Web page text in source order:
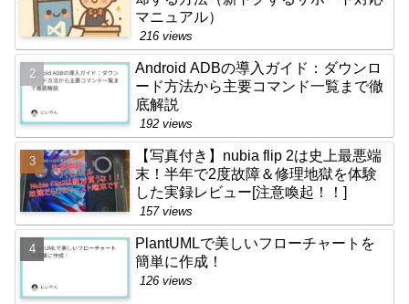
マニュアル）
216 views
Android ADBの導入ガイド：ダウンロ
ード方法から主要コマンド一覧まで徹
底解説
192 views
【写真付き】nubia flip 2は史上最悪端
末！半年で2度故障＆修理地獄を体験
した実録レビュー[注意喚起！！]
157 views
PlantUMLで美しいフローチャートを
簡単に作成！
126 views